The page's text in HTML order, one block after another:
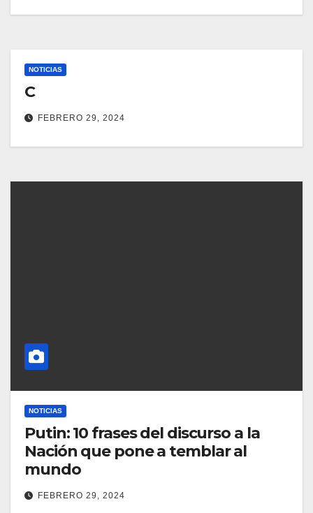
NOTICIAS
C
FEBRERO 29, 2024
NOTICIAS
Putin: 10 frases del discurso a la
Nación que pone a temblar al
mundo
FEBRERO 29, 2024